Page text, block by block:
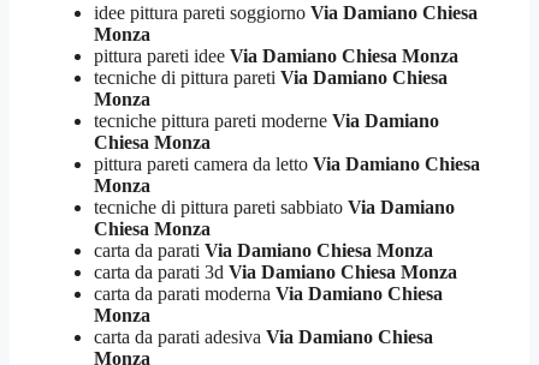
idee pittura pareti soggiorno Via Damiano Chiesa
Monza
pittura pareti idee Via Damiano Chiesa Monza
tecniche di pittura pareti Via Damiano Chiesa
Monza
tecniche pittura pareti moderne Via Damiano
Chiesa Monza
pittura pareti camera da letto Via Damiano Chiesa
Monza
tecniche di pittura pareti sabbiato Via Damiano
Chiesa Monza
carta da parati Via Damiano Chiesa Monza
carta da parati 3d Via Damiano Chiesa Monza
carta da parati moderna Via Damiano Chiesa
Monza
carta da parati adesiva Via Damiano Chiesa
Monza